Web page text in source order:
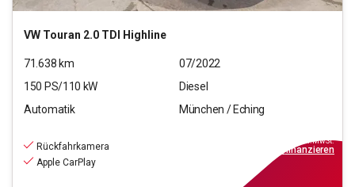
VW Touran 2.0 TDI Highline
71.638 km
07/2022
150 PS/110 kW
Diesel
Automatik
München / Eching
Rückfahrkamera
Apple CarPlay
inkl.MwSt.
finanzieren